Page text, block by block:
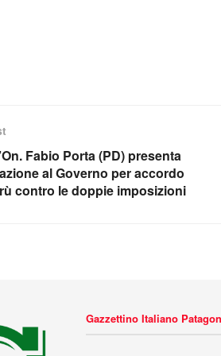
Fabio Porta (PD) presenta
al Governo per accordo
contro le doppie imposizioni
Gazzettino Italiano